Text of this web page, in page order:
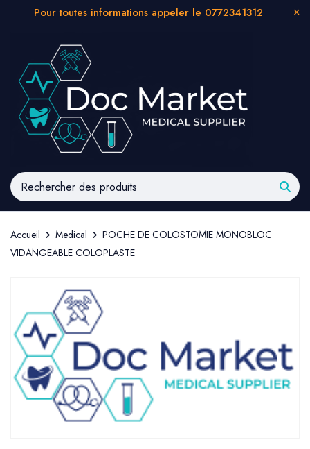
Pour toutes informations appeler le 0772341312
Accueil Medical
POCHE DE COLOSTOMIE MONOBLOC
VIDANGEABLE COLOPLASTE